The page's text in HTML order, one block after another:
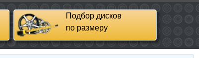
Подбор дисков
по размеру